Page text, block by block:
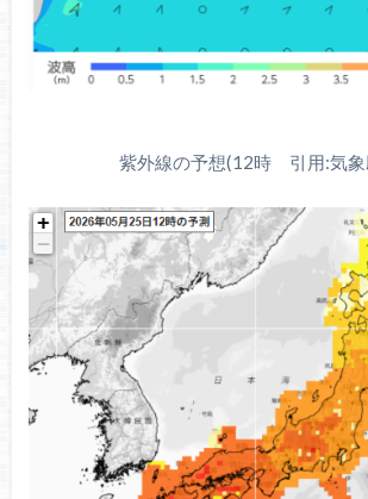
紫外線の予想(12時 引用:気象